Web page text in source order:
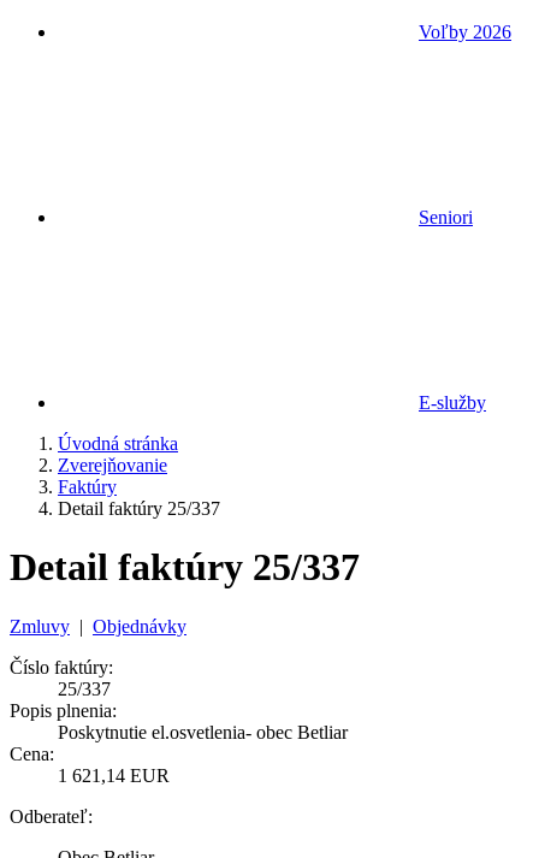
Voľby 2026
Seniori
E-služby
Úvodná stránka
Zverejňovanie
Faktúry
Detail faktúry 25/337
Detail faktúry 25/337
Zmluvy | Objednávky
Číslo faktúry:
25/337
Popis plnenia:
Poskytnutie el.osvetlenia- obec Betliar
Cena:
1 621,14 EUR
Odberateľ: